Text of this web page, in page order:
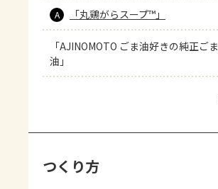
A 「丸鶏がらスープ™」
「AJINOMOTO ごま油好きの純正ごま
油」
つくり方